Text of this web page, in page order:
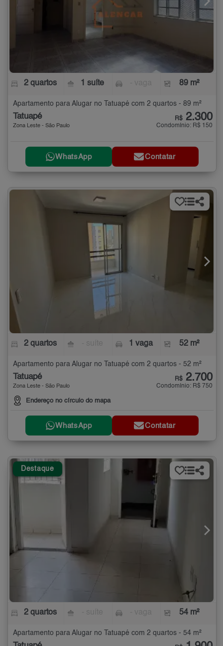
2 quartos 1 suíte 89 m²
Apartamento para Alugar no Tatuapé com 2 quartos - 89 m²
Tatuapé
Zona Leste - São Paulo
R$ 2.300
Condomínio: R$ 150
WhatsApp Contatar
2 quartos 1 vaga 52 m²
Apartamento para Alugar no Tatuapé com 2 quartos - 52 m²
Tatuapé
Zona Leste - São Paulo
Endereço no círculo do mapa
R$ 2.700
Condomínio: R$ 750
WhatsApp Contatar
Destaque
2 quartos 54 m²
Apartamento para Alugar no Tatuapé com 2 quartos - 54 m²